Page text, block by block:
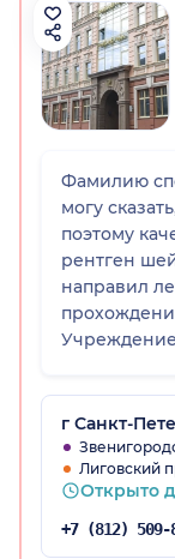
Фамилию
могу
поэтому
рентген
направил
хорошо.
г Санкт-
Лиговский
Открыто